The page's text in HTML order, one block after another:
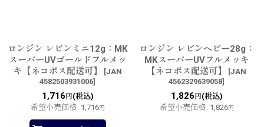
ロンジン レビンミニ12g：MK
スーパーUVゴールドフルメッ
キ【ネコポス配送可】
[JAN
4582503931006]
1,716 円(税込)
希望小売価格: 1,716円
ロンジン レビンヘビー28g：
MKスーパーUVフルメッキ
【ネコポス配送可】
[JAN
4562329639058]
1,826 円(税込)
希望小売価格: 1,826円